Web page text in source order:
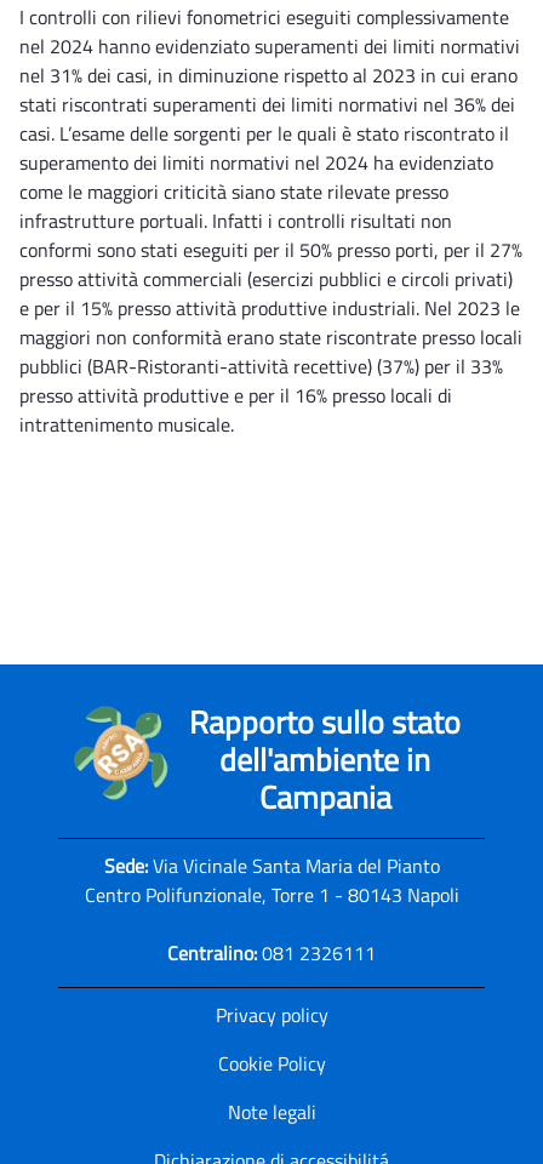
I controlli con rilievi fonometrici eseguiti complessivamente
nel 2024 hanno evidenziato superamenti dei limiti normativi
nel 31% dei casi, in diminuzione rispetto al 2023 in cui erano
stati riscontrati superamenti dei limiti normativi nel 36% dei
casi. L’esame delle sorgenti per le quali è stato riscontrato il
superamento dei limiti normativi nel 2024 ha evidenziato
come le maggiori criticità siano state rilevate presso
infrastrutture portuali. Infatti i controlli risultati non
conformi sono stati eseguiti per il 50% presso porti, per il 27%
presso attività commerciali (esercizi pubblici e circoli privati)
e per il 15% presso attività produttive industriali. Nel 2023 le
maggiori non conformità erano state riscontrate presso locali
pubblici (BAR-Ristoranti-attività recettive) (37%) per il 33%
presso attività produttive e per il 16% presso locali di
intrattenimento musicale.
Rapporto sullo stato
dell'ambiente in
Campania
Sede:Via Vicinale Santa Maria del Pianto
Centro Polifunzionale, Torre 1 - 80143 Napoli
Centralino:081 2326111
Privacy policy
Cookie Policy
Note legali